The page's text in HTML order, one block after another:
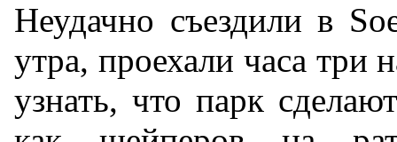
Неудачно съездили в
утра, проехали часа три
узнать, что парк